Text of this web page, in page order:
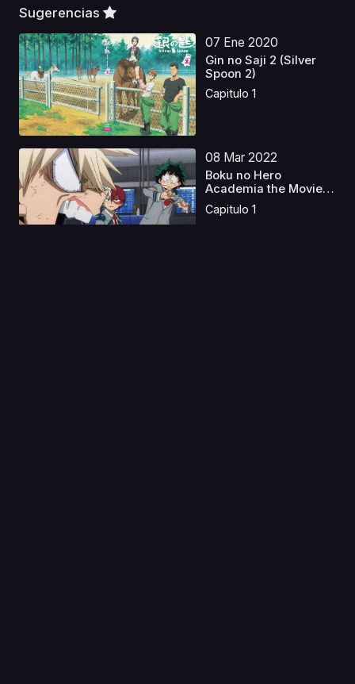
Sugerencias
07 Ene 2020
Gin no Saji 2 (Silver
Spoon 2)
Capitulo 1
08 Mar 2022
Boku no Hero
Academia the Movie
3: World...
Capitulo 1